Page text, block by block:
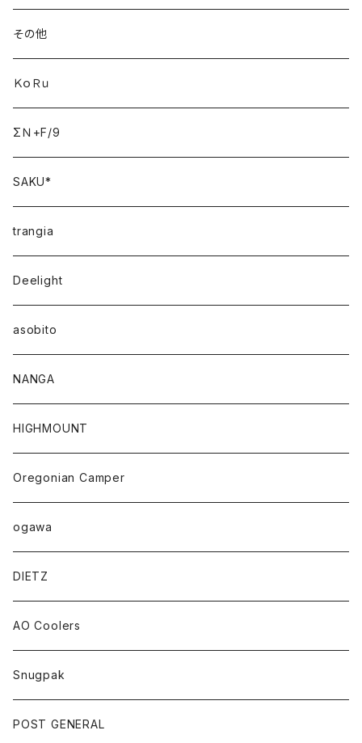
その他
ＫｏＲｕ
ΣＮ+F/9
SAKU*
trangia
Deelight
asobito
NANGA
HIGHMOUNT
Oregonian Camper
ogawa
DIETZ
AO Coolers
Snugpak
POST GENERAL